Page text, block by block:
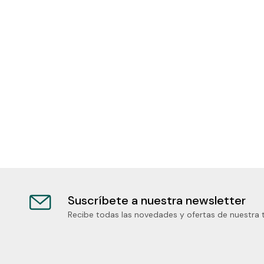
Suscríbete a nuestra newsletter
Recibe todas las novedades y ofertas de nuestra